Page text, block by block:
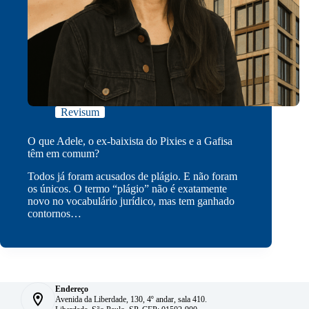
Revisum
O que Adele, o ex-baixista do Pixies e a Gafisa
têm em comum?
Todos já foram acusados de plágio. E não foram
os únicos. O termo “plágio” não é exatamente
novo no vocabulário jurídico, mas tem ganhado
contornos…
Endereço
Avenida da Liberdade, 130, 4º andar, sala 410.